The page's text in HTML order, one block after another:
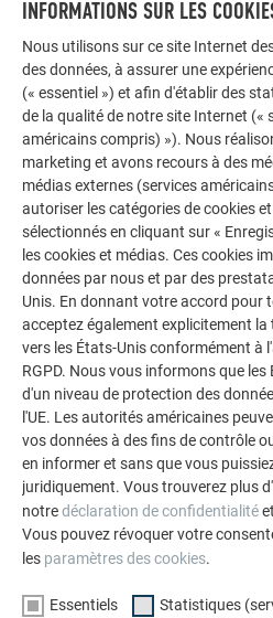
RAPPORT DÉTAILLÉ
PROJET
JOYAUX DE L’ARCHITECTURE
EUROPÉENNE
LIRE L’ARTICLE PREFARENZEN
INFORMATIONS SUR LES
Nous utilisons sur ce site Internet
des données, à assurer une
(« essentiel ») et afin d'établir des
de la qualité de notre site Internet («
américains compris) »). Nous
marketing et avons recours à des
médias externes (services
autoriser les catégories de cookies
sélectionnés en cliquant sur «
les cookies et médias. Ces cookies
données par nous et par des
Unis. En donnant votre accord pour
acceptez également explicitement
vers les États-Unis conformément à
RGPD. Nous vous informons que
d'un niveau de protection des
l'UE. Les autorités américaines
vos données à des fins de contrôle
en informer et sans que vous
juridiquement. Vous trouverez plus
notredéclaration de confidentialité
Vous pouvez révoquer votre
les paramètres des cookies.
Essentiels Statistiques